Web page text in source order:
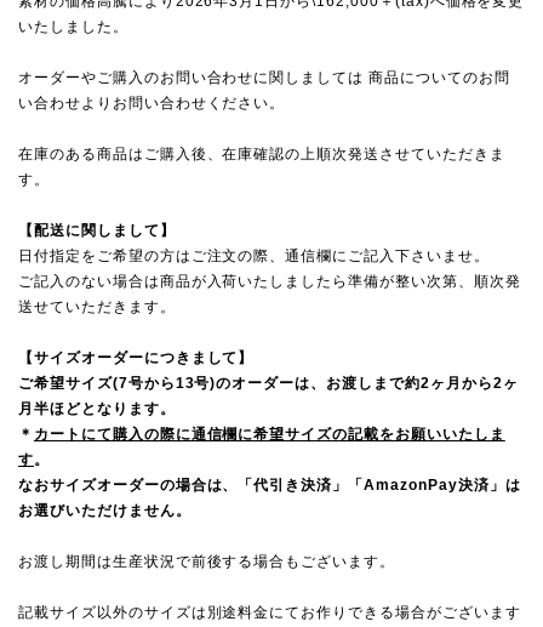
いたしました。
オーダーやご購入のお問い合わせに関しましては 商品についてのお問
い合わせよりお問い合わせください。
在庫のある商品はご購入後、在庫確認の上順次発送させていただきま
す。
【配送に関しまして】
日付指定をご希望の方はご注文の際、通信欄にご記入下さいませ。
ご記入のない場合は商品が入荷いたしましたら準備が整い次第、順次発
送せていただきます。
【サイズオーダーにつきまして】
ご希望サイズ(7号から13号)のオーダーは、お渡しまで約2ヶ月から2ヶ
月半ほどとなります。
＊ カートにて購入の際に通信欄に希望サイズの記載をお願いいたしま
す。
なおサイズオーダーの場合は、「代引き決済」「AmazonPay決済」は
お選びいただけません。
お渡し期間は生産状況で前後する場合もございます。
記載サイズ以外のサイズは別途料金にてお作りできる場合がございます